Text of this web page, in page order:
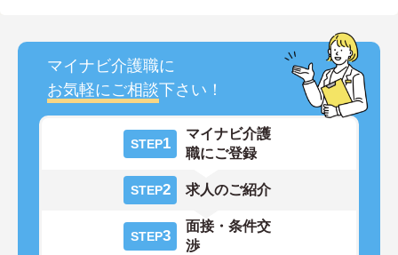
マイナビ介護職に
お気軽にご相談下さい！
STEP1
マイナビ介護
職にご登録
STEP2 求人のご紹介
STEP3
面接・条件交
渉